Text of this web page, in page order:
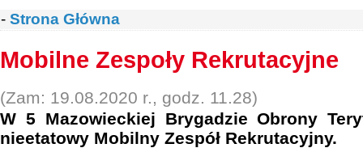
- Strona Główna
Mobilne Zespoły Rekrutacyjne
(Zam: 19.08.2020 r., godz. 11.28)
W 5 Mazowieckiej Brygadzie Obrony
nieetatowy Mobilny Zespół Rekrutacyjny.